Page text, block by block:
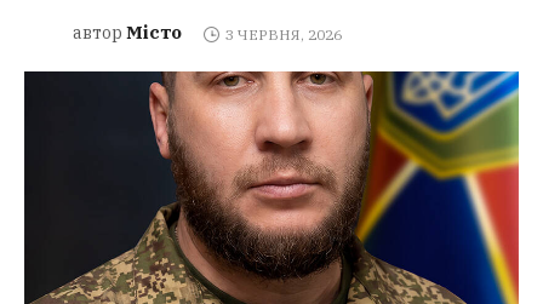
автор Місто 3 ЧЕРВНЯ, 2026